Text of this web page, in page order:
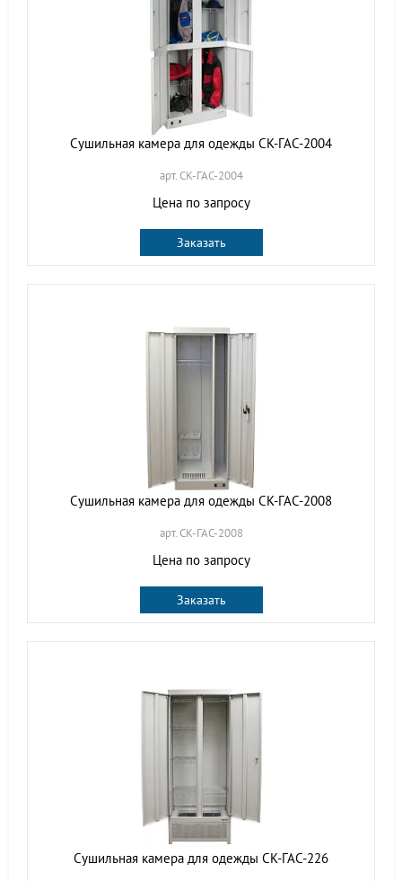
Сушильная камера для одежды СК-ГАС-2004
арт. СК-ГАС-2004
Цена по запросу
Заказать
Сушильная камера для одежды СК-ГАС-2008
арт. СК-ГАС-2008
Цена по запросу
Заказать
Сушильная камера для одежды СК-ГАС-226